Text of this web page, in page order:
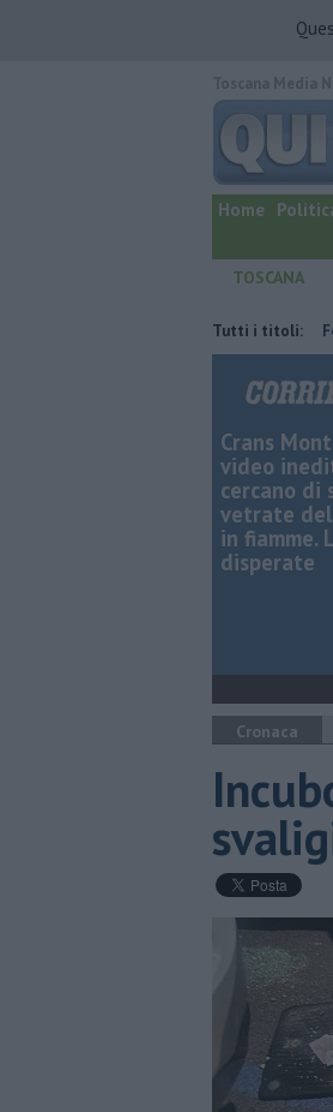
quotidiano
Home
TOSCANA
Tutti i titoli:
Retiambiente, il dopo Fortini
Crans
video
cercano di
vetrate
in fiamme.
disperate
Cronaca